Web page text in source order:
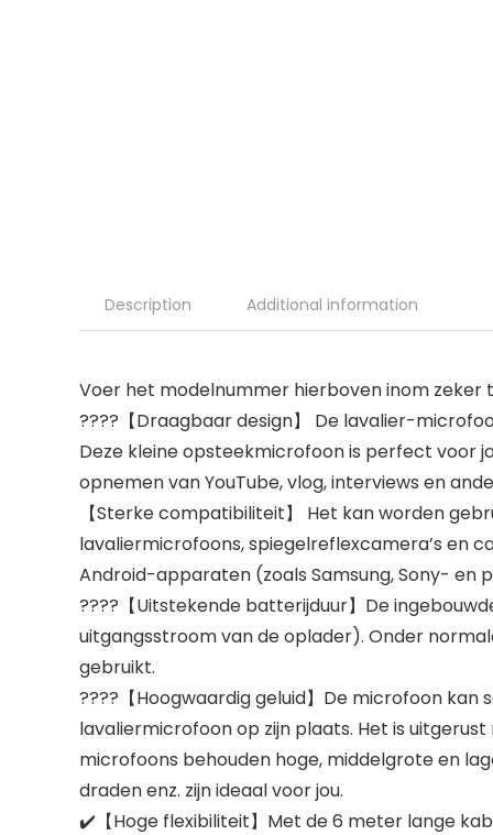
Description Additional information
Voer het modelnummer hierboven inom zeker
????【Draagbaar design】 De lavalier-
Deze kleine opsteekmicrofoon is perfect voor
opnemen van YouTube, vlog, interviews en
【Sterke compatibiliteit】 Het kan worden
lavaliermicrofoons, spiegelreflexcamera’s en
Android-apparaten (zoals Samsung, Sony- en
????【Uitstekende batterijduur】De
uitgangsstroom van de oplader). Onder
gebruikt.
????【Hoogwaardig geluid】De microfoon
lavaliermicrofoon op zijn plaats. Het is
microfoons behouden hoge, middelgrote en
draden enz. zijn ideaal voor jou.
✔️【Hoge flexibiliteit】Met de 6 meter lange